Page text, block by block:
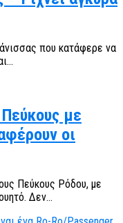
που κατάφερε να
με
οι
Πεύκους Ρόδου, με
Δεν...